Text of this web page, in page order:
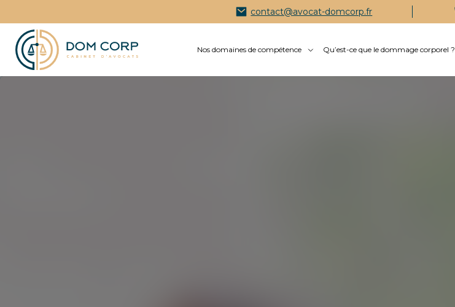
contact@avocat-domcorp.fr
Nos domaines de compétence Qu’est-ce que le dommage corporel ?